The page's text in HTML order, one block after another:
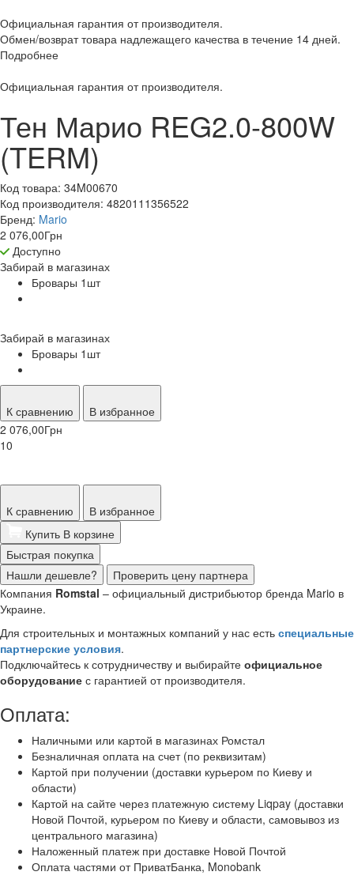
Официальная гарантия от производителя.
Обмен/возврат товара надлежащего качества в течение 14 дней.
Подробнее
Официальная гарантия от производителя.
Тен Марио REG2.0-800W
(TERM)
Код товара: 34M00670
Код производителя: 4820111356522
Бренд: Mario
2 076,00Грн
Доступно
Забирай в магазинах
Бровары 1 шт
Забирай в магазинах
Бровары 1 шт
К сравнению
В избранное
2 076,00Грн
10
К сравнению
В избранное
Купить В корзине
Быстрая покупка
Нашли дешевле?
Проверить цену партнера
Компания Romstal – официальный дистрибьютор бренда Mario в
Украине.
Для строительных и монтажных компаний у нас есть специальные
партнерские условия.
Подключайтесь к сотрудничеству и выбирайте официальное
оборудование с гарантией от производителя.
Оплата:
Наличными или картой в магазинах Ромстал
Безналичная оплата на счет (по реквизитам)
Картой при получении (доставки курьером по Киеву и
области)
Картой на сайте через платежную систему Liqpay (доставки
Новой Почтой, курьером по Киеву и области, самовывоз из
центрального магазина)
Наложенный платеж при доставке Новой Почтой
Оплата частями от ПриватБанка, Monobank